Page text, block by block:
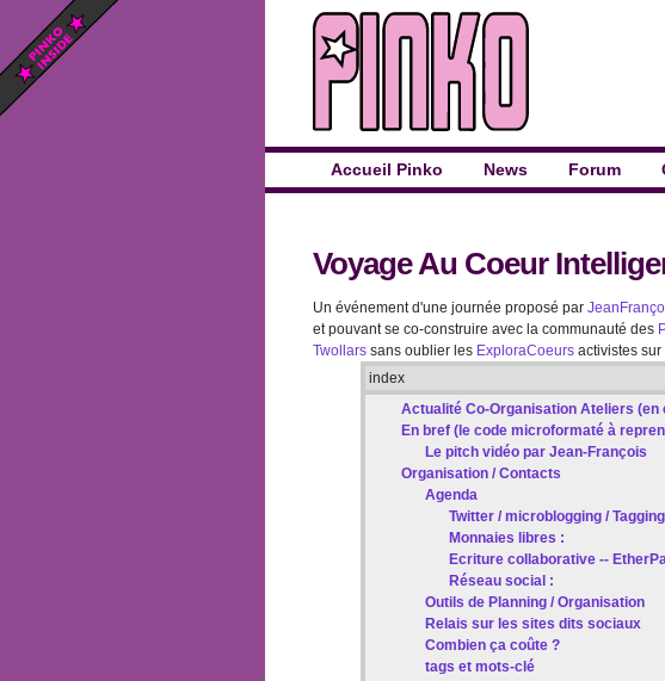
Accueil Pinko News Forum
Voyage Au Coeur
Un événement d'une journée proposé par
et pouvant se co-construire avec la communauté des
Twollars sans oublier les ExploraCoeurs activistes sur
index
Actualité Co-Organisation Ateliers (en
En bref (le code microformaté à
Le pitch vidéo par Jean-François
Organisation / Contacts
Agenda
Twitter / microblogging /
Monnaies libres :
Ecriture collaborative --
Réseau social :
Outils de Planning / Organisation
Relais sur les sites dits sociaux
Combien ça coûte ?
tags et mots-clé